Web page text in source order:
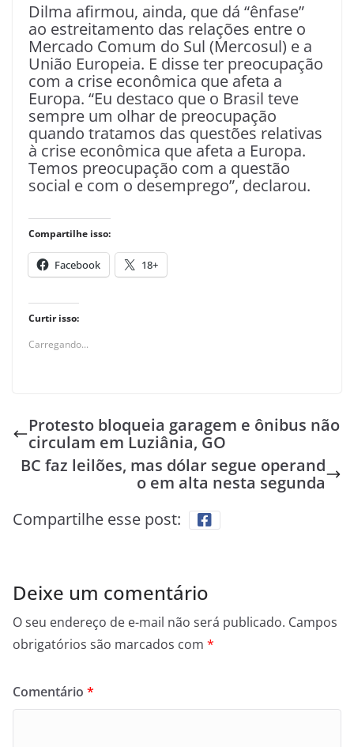
Dilma afirmou, ainda, que dá “ênfase”
ao estreitamento das relações entre o
Mercado Comum do Sul (Mercosul) e a
União Europeia. E disse ter preocupação
com a crise econômica que afeta a
Europa. “Eu destaco que o Brasil teve
sempre um olhar de preocupação
quando tratamos das questões relativas
à crise econômica que afeta a Europa.
Temos preocupação com a questão
social e com o desemprego”, declarou.
Compartilhe isso:
Facebook 18+
Curtir isso:
Carregando...
Protesto bloqueia garagem e ônibus não
circulam em Luziânia, GO
BC faz leilões, mas dólar segue operand
o em alta nesta segunda
Compartilhe esse post:
Deixe um comentário
O seu endereço de e-mail não será publicado. Campos
obrigatórios são marcados com *
Comentário *